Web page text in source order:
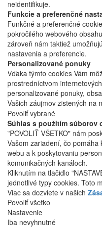
neidentifikuje.
Funkcie a preferenčné
Funkčné a preferenčné
pokročilého webového
zároveň nám taktiež
nastavenia a preferencie.
Personalizované ponuky
Vďaka týmto cookies Vám
prostredníctvom
personalizované ponuky,
Vašich záujmov zistených na
Povoliť vybrané
Súhlas s použitím súborov
"POVOLIŤ VŠETKO" nám
Vašom zariadení, čo
webu a k poskytovaniu
komunikačných kanáloch.
Kliknutím na tlačidlo
jednotlivé typy cookies. Toto
Viac sa dozviete v našich
Povoliť všetko
Nastavenie
Iba nevyhnutné